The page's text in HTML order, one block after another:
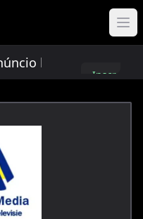
limitadas!
Inscreva-